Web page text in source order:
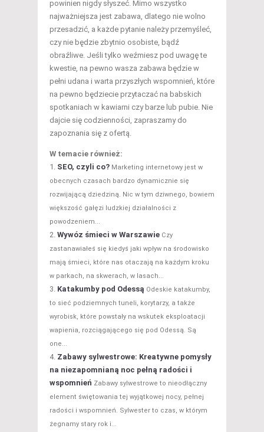
powinien nigdy słyszeć. Mimo wszystko
najważniejsza jest zabawa, dlatego nie wolno
przesadzić, a każde pytanie należy przemyśleć,
czy nie będzie zbytnio osobiste, bądź
obraźliwe. Jeśli tylko weźmiesz pod uwagę te
kwestie, na pewno wasza zabawa będzie w
pełni udana i warta przyszłych wspomnień, które
na pewno będziecie przytaczać na babskich
spotkaniach w kawiarni czy barze lub pubie. Nie
dajcie się codzienności, zapraszamy do
zapoznania się z ofertą.
W temacie również:
SEO, czyli co? Marketing internetowy jest w
obecnych czasach bardzo dynamicznie się
rozwijającą dziedziną. Nic w tym dziwnego, bowiem
większość gałęzi ludzkiej działalności z
powodzeniem...
Wywóz śmieci w Warszawie Czy
zastanawiałeś się kiedyś jaki wpływ na środowisko
mają śmieci, które nas otaczają na każdym kroku
w parkach, na skwerach, w lasach...
Katakumby pod Odessą Odeskie katakumby,
to sieć podziemnych tuneli, korytarzy, a także
wyrobisk, które powstały na wskutek eksploatacji
wapienia, rozciągającego się pod Odessą. Są
one...
Zabawy sylwestrowe: Kreatywne pomysły
na niezapomnianą noc pełną radości i
wspomnień Zabawy sylwestrowe to nieodłączny
element świętowania tej wyjątkowej nocy, pełnej
radości i wspomnień. Sylwester to czas, w którym
żegnamy stary rok i...